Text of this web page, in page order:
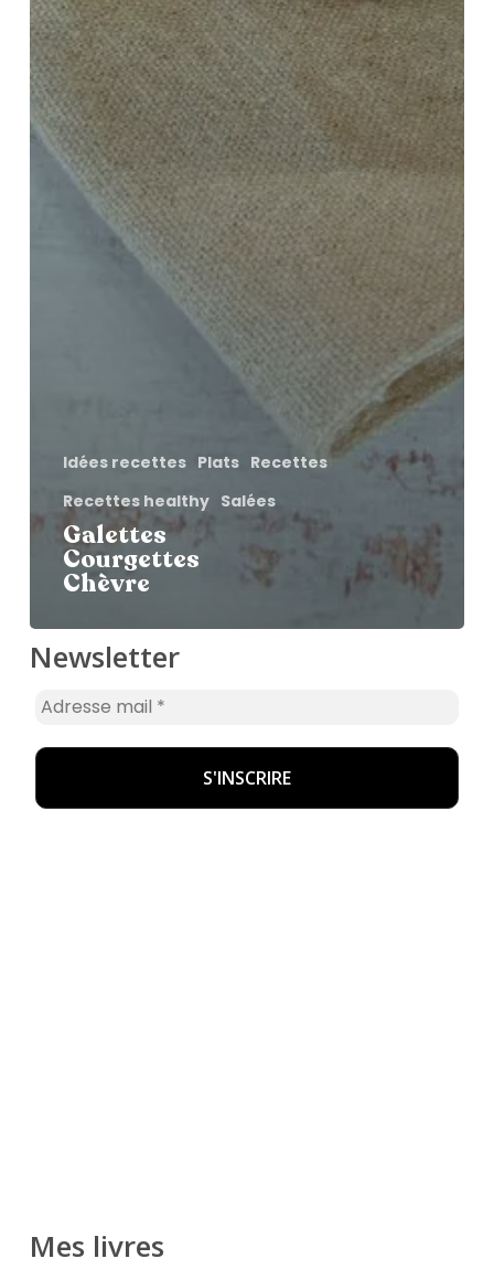
Idées recettes Plats Recettes
Recettes healthy Salées
Galettes
Courgettes
Chèvre
Newsletter
Mes livres